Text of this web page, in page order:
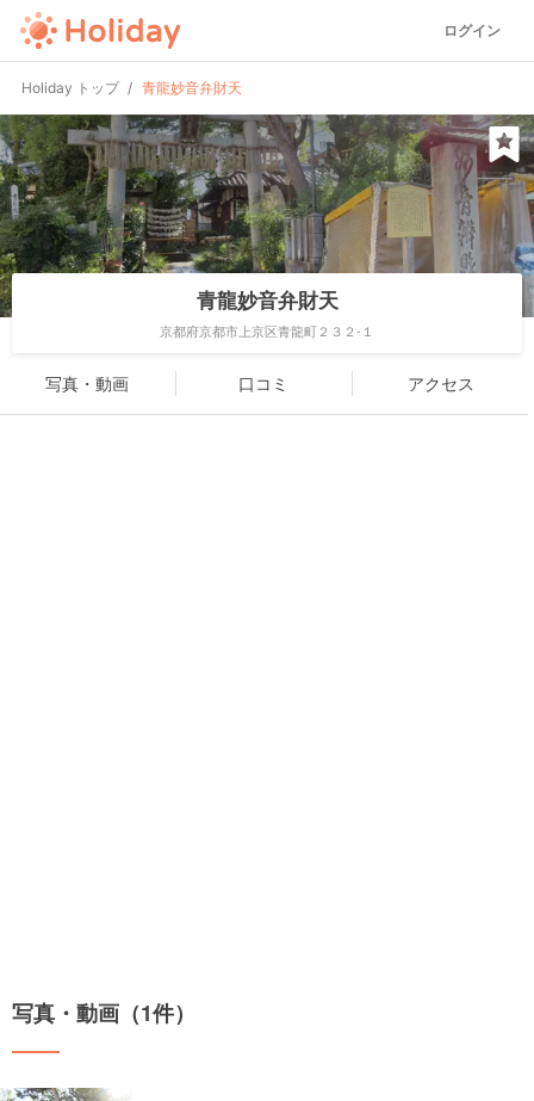
ログイン
Holiday トップ 青龍妙音弁財天
青龍妙音弁財天
京都府京都市上京区青龍町２３２-１
写真・動画 口コミ アクセス
写真・動画（1件）